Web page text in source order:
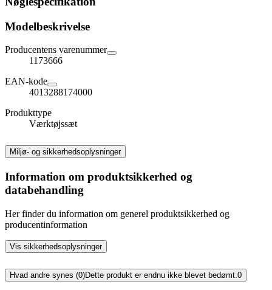
Modelbeskrivelse
Producentens varenummer
1173666
EAN-kode
4013288174000
Produkttype
Værktøjssæt
Miljø- og sikkerhedsoplysninger
Information om produktsikkerhed og
databehandling
Her finder du information om generel produktsikkerhed og
producentinformation
Vis sikkerhedsoplysninger
Hvad andre synes (0)Dette produkt er endnu ikke blevet bedømt. 0